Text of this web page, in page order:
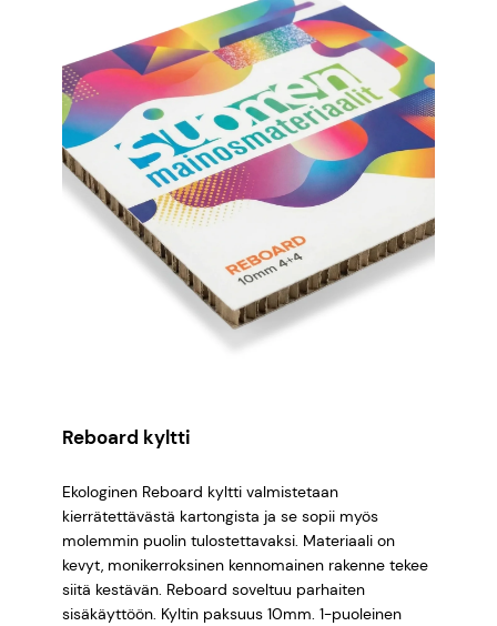
Reboard kyltti
Ekologinen Reboard kyltti valmistetaan
kierrätettävästä kartongista ja se sopii myös
molemmin puolin tulostettavaksi. Materiaali on
kevyt, monikerroksinen kennomainen rakenne tekee
siitä kestävän. Reboard soveltuu parhaiten
sisäkäyttöön. Kyltin paksuus 10mm. 1-puoleinen